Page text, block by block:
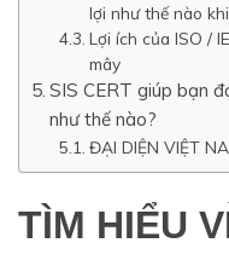
lợi như thế nào
Lợi ích của ISO /
mây
SIS CERT giúp bạn
như thế nào?
ĐẠI DIỆN VIỆT
TÌM HIỂU